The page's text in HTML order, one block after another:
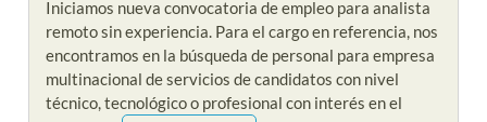
Iniciamos nueva convocatoria de empleo para analista
remoto sin experiencia. Para el cargo en referencia, nos
encontramos en la búsqueda de personal para empresa
multinacional de servicios de candidatos con nivel
técnico, tecnológico o profesional con interés en el